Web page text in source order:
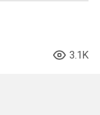
3.1K